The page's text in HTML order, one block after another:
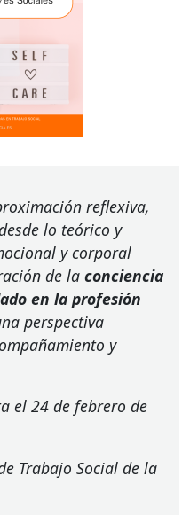
reflexiva,
lo teórico y
y corporal
de la conciencia
en la profesión
perspectiva
y
el 24 de febrero de
Trabajo Social de la